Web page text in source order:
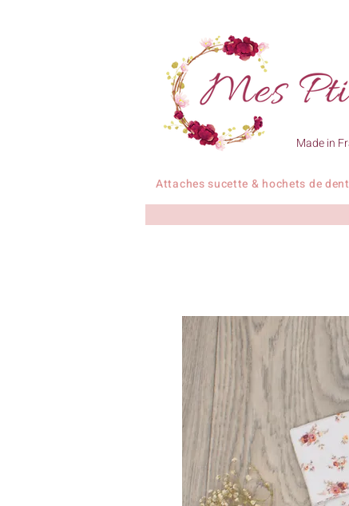
Made in
Attaches sucette & hochets de